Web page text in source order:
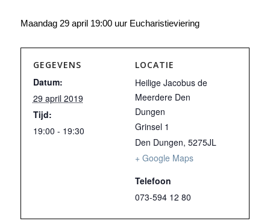
Maandag 29 april 19:00 uur Eucharistieviering
GEGEVENS
Datum:
29 april 2019
Tijd:
19:00 - 19:30
LOCATIE
Heilige Jacobus de
Meerdere Den
Dungen
Grinsel 1
Den Dungen, 5275JL
+ Google Maps
Telefoon
073-594 12 80